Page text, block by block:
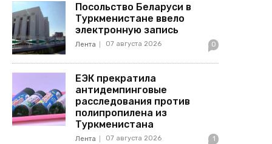
Посольство Беларуси в
Туркменистане ввело
электронную запись
Лента 07 августа 2026 0
ЕЭК прекратила
антидемпинговые
расследования против
полипропилена из
Туркменистана
Лента 07 августа 2026 1